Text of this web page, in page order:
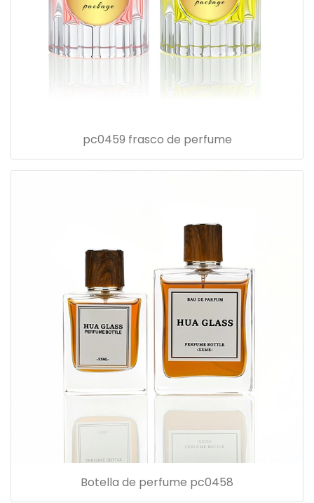
pc0459 frasco de perfume
Botella de perfume pc0458